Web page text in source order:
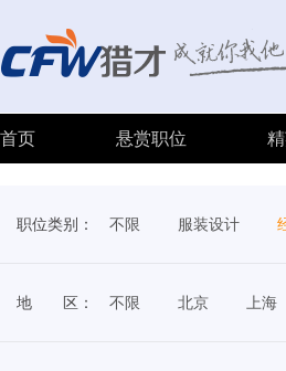
首页 悬赏职位
职位类别： 不限 服装设计
地 区： 不限 北京 上海